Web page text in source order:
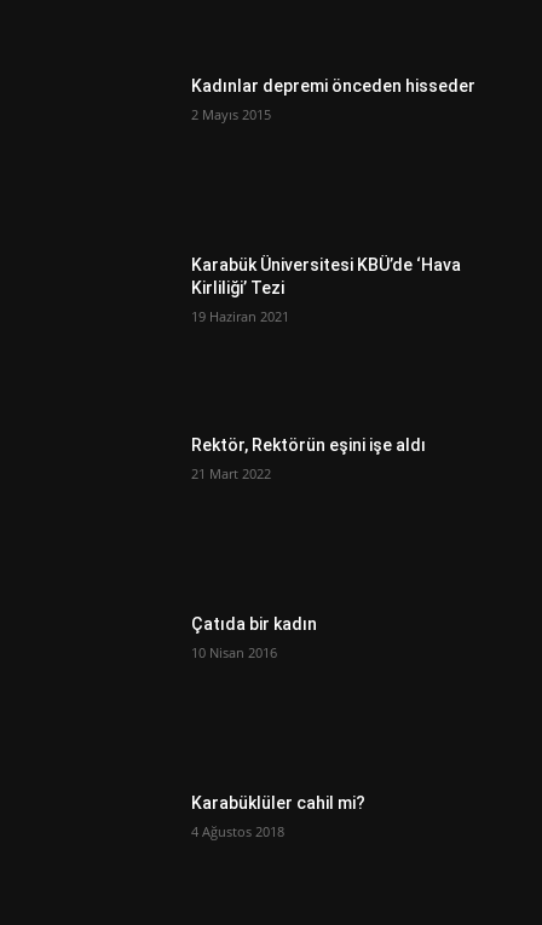
Kadınlar depremi önceden hisseder
2 Mayıs 2015
Karabük Üniversitesi KBÜ’de ‘Hava
Kirliliği’ Tezi
19 Haziran 2021
Rektör, Rektörün eşini işe aldı
21 Mart 2022
Çatıda bir kadın
10 Nisan 2016
Karabüklüler cahil mi?
4 Ağustos 2018